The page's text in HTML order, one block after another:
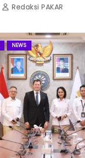
Redaksi PAKAR
NEWS